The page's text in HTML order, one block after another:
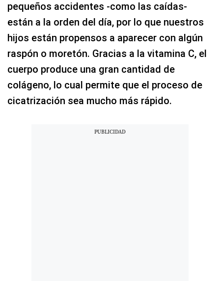
pequeños accidentes -como las caídas-
están a la orden del día, por lo que nuestros
hijos están propensos a aparecer con algún
raspón o moretón. Gracias a la vitamina C, el
cuerpo produce una gran cantidad de
colágeno, lo cual permite que el proceso de
cicatrización sea mucho más rápido.